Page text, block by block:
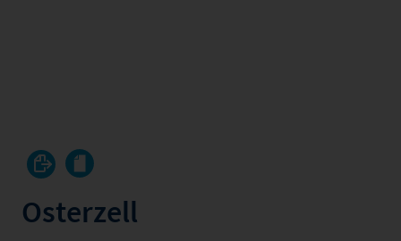
Osterzell